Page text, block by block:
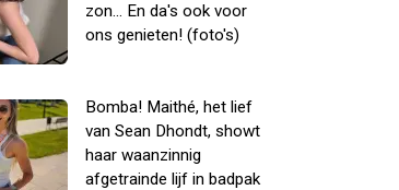
zon... En da's ook voor
ons genieten! (foto's)
Bomba! Maithé, het lief
van Sean Dhondt, showt
haar waanzinnig
afgetrainde lijf in badpak